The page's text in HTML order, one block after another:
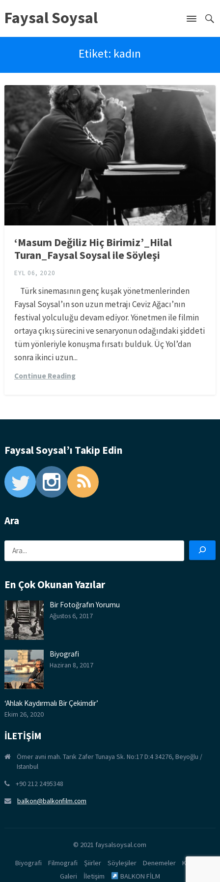
Faysal Soysal
Etiket: kadın
‘Masum Değiliz Hiç Birimiz’_Hilal
Turan_Faysal Soysal ile Söyleşi
EYL 06, 2020
Türk sinemasının genç kuşak yönetmenlerinden
Faysal Soysal’ın son uzun metrajı Ceviz Ağacı’nın
festival yolculuğu devam ediyor. Yönetmen ile filmin
ortaya çıkış sürecini ve senaryonun odağındaki şiddeti
tüm yönleriyle konuşma fırsatı bulduk. Üç Yol’dan
sonra ikinci uzun...
Continue Reading
Faysal Soysal’ı Takip Edin
Ara
Ara
En Çok Okunan Yazılar
Bir Fotoğrafın Yorumu
Ağustos 6, 2017
Biyografi
Haziran 8, 2017
‘Ahlak Kaydırmalı Bir Çekimdir’
Ekim 26, 2020
İLETİŞİM
Ömer avni mah. Tarık Zafer Tunaya Sk. No:17 D:4 34276, Beyoğlu /
Istanbul
+90 212 2495348
balkon@balkonfilm.com
© 2021 faysalsoysal.com
Biyografi Filmografi Şiirler Söyleşiler Denemeler
Kitaplar
Galeri
İletişim BALKON FİLM